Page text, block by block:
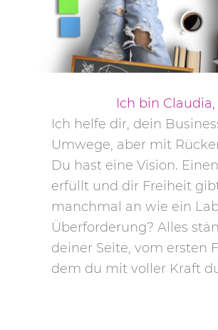
Ich bin
Ich helfe dir, dein
Umwege, aber mit
Du hast eine Vision.
erfüllt und dir Freiheit
manchmal an wie ein
Überforderung? Alles
deiner Seite, vom ersten
dem du mit voller Kraft